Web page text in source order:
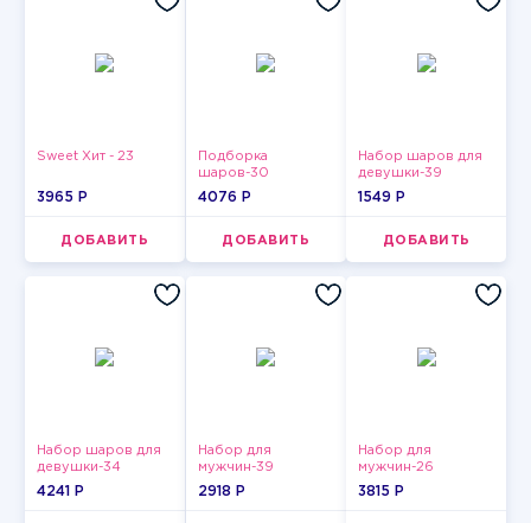
Sweet Хит - 23
3965 P
ДОБАВИТЬ
Подборка
шаров-30
4076 P
ДОБАВИТЬ
Набор шаров для
девушки-39
1549 P
ДОБАВИТЬ
Набор шаров для
девушки-34
4241 P
Набор для
мужчин-39
2918 P
Набор для
мужчин-26
3815 P